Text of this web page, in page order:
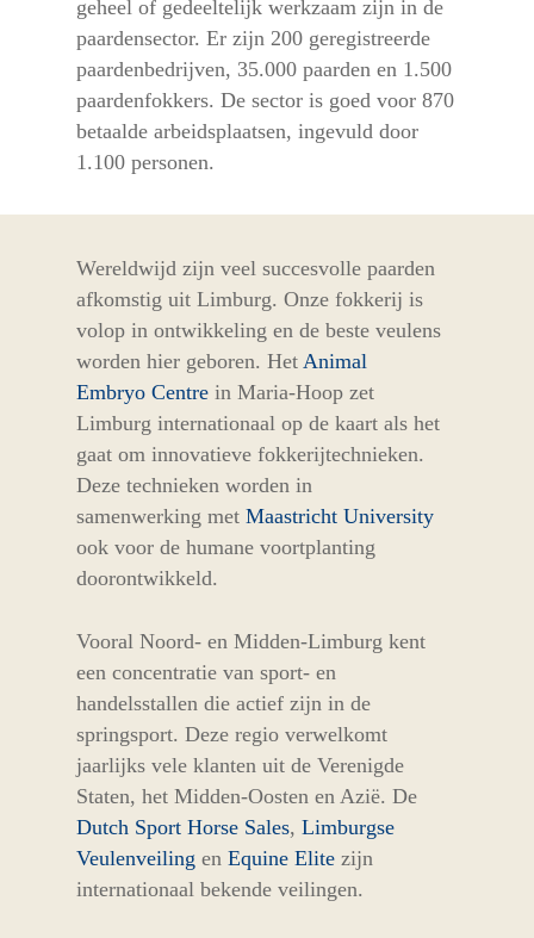
geheel of gedeeltelijk werkzaam zijn in de
paardensector. Er zijn 200 geregistreerde
paardenbedrijven, 35.000 paarden en 1.500
paardenfokkers. De sector is goed voor 870
betaalde arbeidsplaatsen, ingevuld door
1.100 personen.
Wereldwijd zijn veel succesvolle paarden
afkomstig uit Limburg. Onze fokkerij is
volop in ontwikkeling en de beste veulens
worden hier geboren. Het Animal
Embryo Centre in Maria-Hoop zet
Limburg internationaal op de kaart als het
gaat om innovatieve fokkerijtechnieken.
Deze technieken worden in
samenwerking metMaastricht University
ook voor de humane voortplanting
doorontwikkeld.
Vooral Noord- en Midden-Limburg kent
een concentratie van sport- en
handelsstallen die actief zijn in de
springsport. Deze regio verwelkomt
jaarlijks vele klanten uit de Verenigde
Staten, het Midden-Oosten en Azië. De
Dutch Sport Horse Sales,Limburgse
VeulenveilingenEquine Elite zijn
internationaal bekende veilingen.